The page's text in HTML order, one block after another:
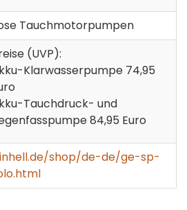
Tauchmotorpumpen
(UVP):
Klarwasserpumpe 74,95
Tauchdruck- und
84,95 Euro
shop/de-de/ge-sp-